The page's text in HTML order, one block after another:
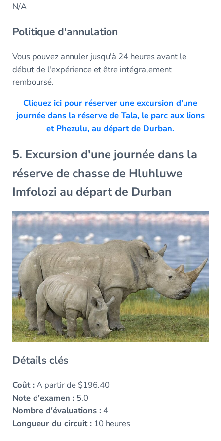
N/A
Politique d'annulation
Vous pouvez annuler jusqu'à 24 heures avant le
début de l'expérience et être intégralement
remboursé.
Cliquez ici pour réserver une excursion d'une
journée dans la réserve de Tala, le parc aux lions
et Phezulu, au départ de Durban.
5. Excursion d'une journée dans la
réserve de chasse de Hluhluwe
Imfolozi au départ de Durban
Détails clés
Coût :A partir de $196.40
Note d'examen :5.0
Nombre d'évaluations :4
Longueur du circuit :10 heures